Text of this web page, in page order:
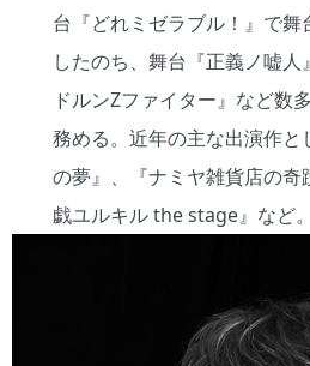
台『どれミゼラブル！』で舞
したのち、舞台『正義ノ嘘人
ドルンZファイター』など数
務める。近年の主な出演作と
の夢』、『ナミヤ雑貨店の奇
戯ユルキル the stage』など。